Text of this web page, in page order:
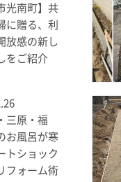
光南町】共
に贈る、利
放感の新し
をご紹介
三原・福
お風呂が寒
トショック
フォーム術